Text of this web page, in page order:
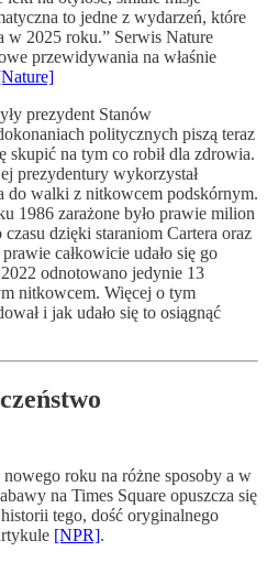
to jedne z wydarzeń, które
w 2025 roku.” Serwis Nature
przewidywania na właśnie
prezydent Stanów
politycznych piszą teraz
skupić na tym co robił dla zdrowia.
prezydentury wykorzystał
do walki z nitkowcem podskórnym.
1986 zarażone było prawie milion
dzięki staraniom Cartera oraz
całkowicie udało się go
odnotowano jedynie 13
nitkowcem. Więcej o tym
i jak udało się to osiągnąć
roku na różne sposoby a w
na Times Square opuszcza się
tego, dość oryginalnego
[NPR].